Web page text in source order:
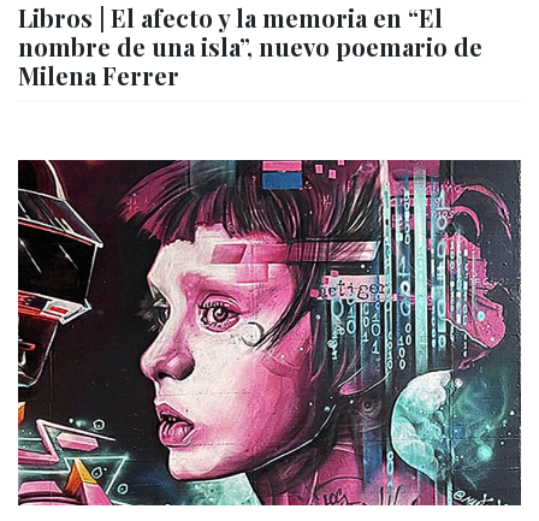
Libros | El afecto y la memoria en “El
nombre de una isla”, nuevo poemario de
Milena Ferrer